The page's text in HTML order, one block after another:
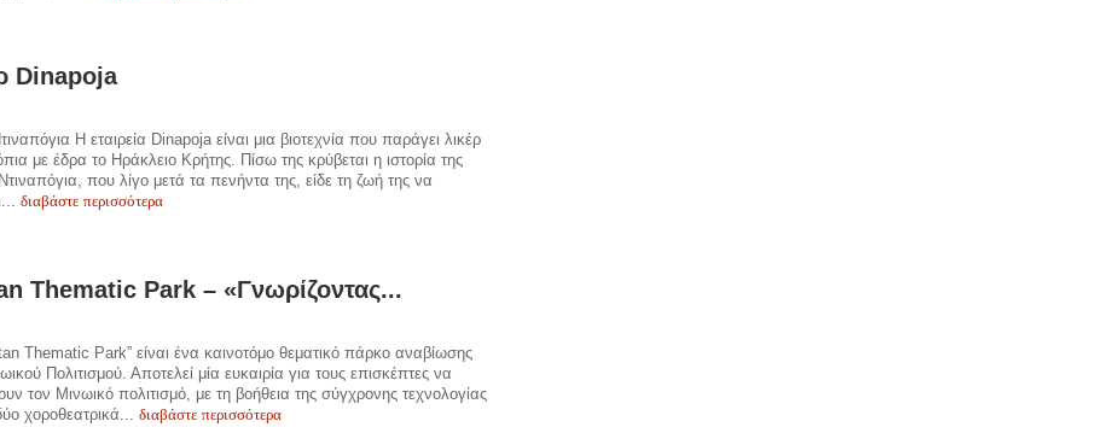
Dinapoja
H εταιρεία Dinapoja είναι μια βιοτεχνία που παράγει λικέρ
με έδρα το Ηράκλειο Κρήτης. Πίσω της κρύβεται η ιστορία της
που λίγο μετά τα πενήντα της, είδε τη ζωή της να
διαβάστε περισσότερα
Thematic Park – «Γνωρίζοντας...
Thematic Park” είναι ένα καινοτόμο θεματικό πάρκο αναβίωσης
Πολιτισμού. Αποτελεί μία ευκαιρία για τους επισκέπτες να
τον Μινωικό πολιτισμό, με τη βοήθεια της σύγχρονης τεχνολογίας
χοροθεατρικά...διαβάστε περισσότερα